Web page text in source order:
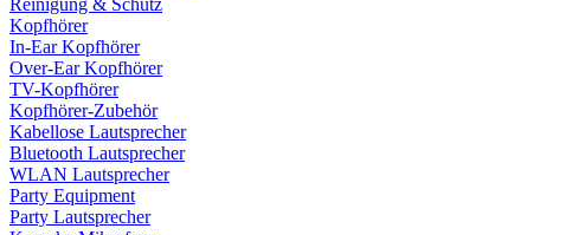
Reinigung & Schutz
Kopfhörer
In-Ear Kopfhörer
Over-Ear Kopfhörer
TV-Kopfhörer
Kopfhörer-Zubehör
Kabellose Lautsprecher
Bluetooth Lautsprecher
WLAN Lautsprecher
Party Equipment
Party Lautsprecher